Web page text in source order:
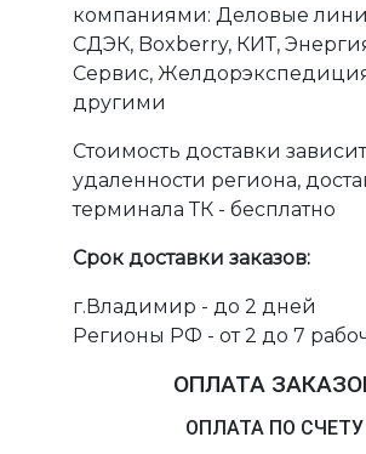
компаниями: Деловые
СДЭК, Boxberry, КИТ,
Сервис,
другими
Стоимость доставки
удаленности региона,
терминала ТК - бесплатно
Срок доставки заказов:
г.Владимир - до 2 дней
Регионы РФ - от 2 до 7
ОПЛАТА
ОПЛАТА ПО СЧЕТУ